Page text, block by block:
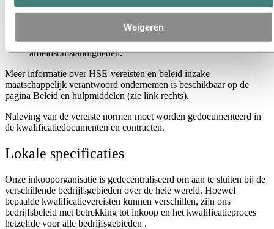
Weigeren
veiligheid en milieu
maatschappelijk verantwoord ondernemen, inclusief
mensenrechten, corruptiebestrijding en
arbeidsomstandigheden.
Meer informatie over HSE-vereisten en beleid inzake
maatschappelijk verantwoord ondernemen is beschikbaar op de
pagina Beleid en hulpmiddelen (zie link rechts).
Naleving van de vereiste normen moet worden gedocumenteerd in
de kwalificatiedocumenten en contracten.
Lokale specificaties
Onze inkooporganisatie is gedecentraliseerd om aan te sluiten bij de
verschillende bedrijfsgebieden over de hele wereld. Hoewel
bepaalde kwalificatievereisten kunnen verschillen, zijn ons
bedrijfsbeleid met betrekking tot inkoop en het kwalificatieproces
hetzelfde voor alle bedrijfsgebieden .